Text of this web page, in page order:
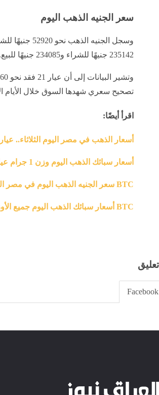
سعر الجنيه الذهب اليوم
235142 جنيهًا للشراء و234085 جنيهًا للبيع.
تصحيح سعري شهدها السوق خلال الأيام
اقرأ أيضًا:
أسعار الذهب في مصر اليوم الثلاثاء.. عيار 21 يسجل 6715 جنيها
أسعار سبائك الذهب اليوم وزن 1 جرام عيار 24 في مصر
BTC سعر الجنيه الذهب اليوم في مصر الثلاثاء 2 يونيو 202
BTC أسعار سبائك الذهب اليوم جميع الأوزان اليوم الثلاثاء 2 يونيو 2026
Facebook